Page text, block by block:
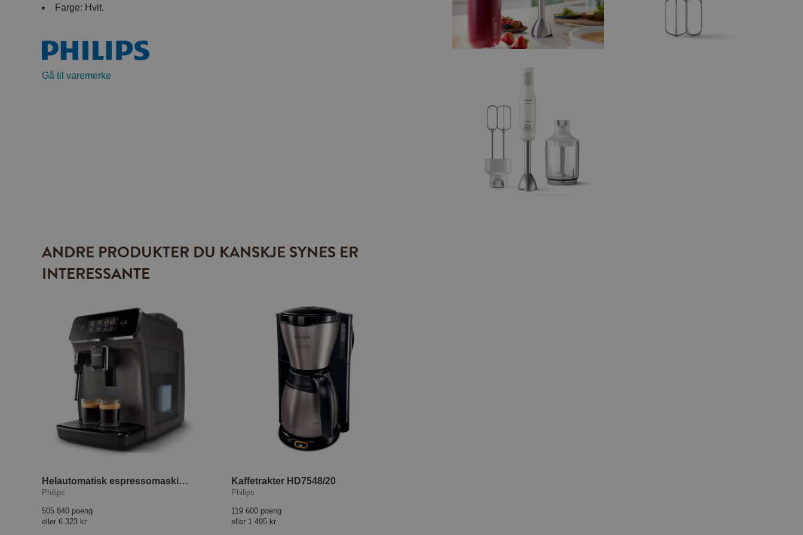
Farge: Hvit.
Gå til varemerke
ANDRE PRODUKTER DU KANSKJE SYNES ER
INTERESSANTE
Helautomatisk espressomaskin EP2224/10
Philips
505 840 poeng
eller 6 323 kr
Kaffetrakter HD7548/20
Philips
119 600 poeng
eller 1 495 kr